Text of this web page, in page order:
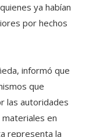
ya habían
por hechos
informó que
que
las autoridades
en
representa la